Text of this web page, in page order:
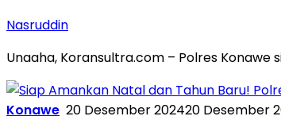
Nasruddin
Unaaha, Koransultra.com – Polres
Konawe 20 Desember 202420 Desember